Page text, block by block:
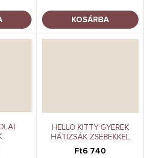
KOSÁRBA
HELLO KITTY GYEREK
HÁTIZSÁK ZSEBEKKEL
Ft6 740